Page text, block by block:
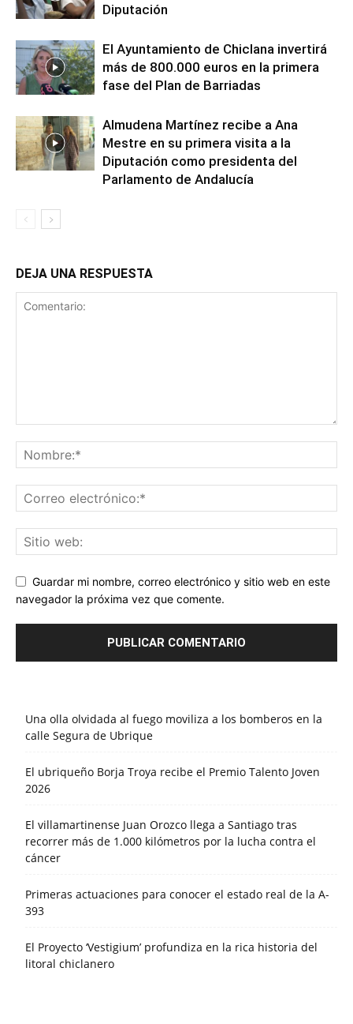
Diputación
El Ayuntamiento de Chiclana invertirá
más de 800.000 euros en la primera
fase del Plan de Barriadas
Almudena Martínez recibe a Ana
Mestre en su primera visita a la
Diputación como presidenta del
Parlamento de Andalucía
DEJA UNA RESPUESTA
Guardar mi nombre, correo electrónico y sitio web en este
navegador la próxima vez que comente.
Una olla olvidada al fuego moviliza a los bomberos en la
calle Segura de Ubrique
El ubriqueño Borja Troya recibe el Premio Talento Joven
2026
El villamartinense Juan Orozco llega a Santiago tras
recorrer más de 1.000 kilómetros por la lucha contra el
cáncer
Primeras actuaciones para conocer el estado real de la A-
393
El Proyecto ‘Vestigium’ profundiza en la rica historia del
litoral chiclanero